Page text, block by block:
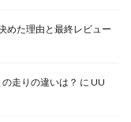
めた理由と最終レビュー
走りの違いは？ に UU